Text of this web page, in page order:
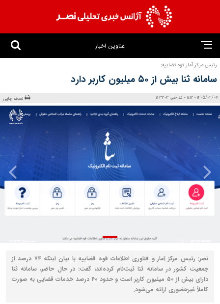
عناوین اخبار
رئیس مرکز آمار قوه قضاییه:
سامانه ثنا بیش از ۵۰ میلیون کاربر دارد
1405/04/07 - 11:13 - کد خبر: 163303 نسخه چاپی
نصر: رئیس مرکز آمار و فناوری اطلاعات قوه قضاییه با بیان اینکه ۷۴ درصد از
جمعیت کشور در سامانه ثنا ثبت‌نام کرده‌اند، گفت: در حال حاضر، سامانه ثنا
دارای بیش از ۵۰ میلیون کاربر است و حدود ۴۰ درصد خدمات قضایی به صورت
کاملاً غیرحضوری ارائه می‌شود.